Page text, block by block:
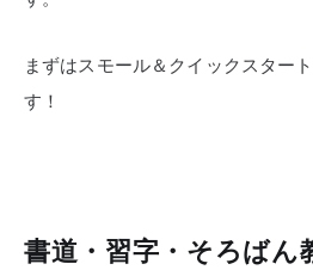
まずはスモール＆クイックスター
す！
書道・習字・そろばん